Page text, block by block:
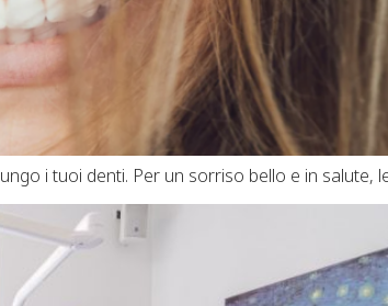
i tuoi denti. Per un sorriso bello e in salute,